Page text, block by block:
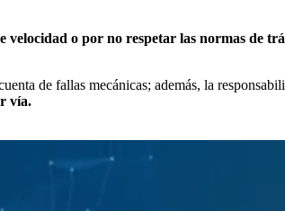
velocidad o por no respetar las normas de
de fallas mecánicas; además, la
vía.